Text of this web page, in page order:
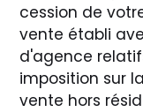
cession de
vente établi
d'agence
imposition sur
vente hors